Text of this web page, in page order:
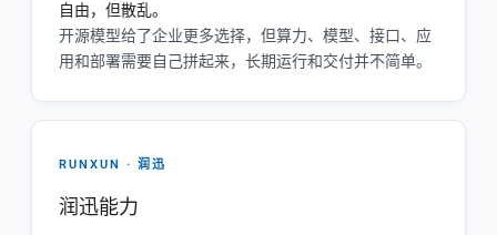
自由，但散乱。
开源模型给了企业更多选择，但算力、模型、接口、应
用和部署需要自己拼起来，长期运行和交付并不简单。
RUNXUN · 润迅
润迅能力